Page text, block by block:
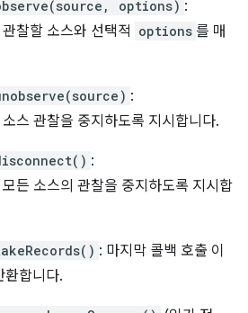
options) :
찰할 소스와 선택적 options 를 매
:
스 관찰을 중지하도록 지시합니다.
:
든 소스의 관찰을 중지하도록 지시합
: 마지막 콜백 호출 이
환합니다.